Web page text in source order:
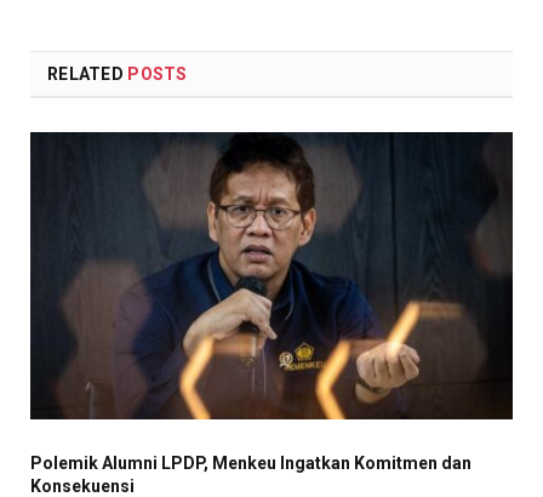
RELATED POSTS
Polemik Alumni LPDP, Menkeu Ingatkan Komitmen dan
Konsekuensi